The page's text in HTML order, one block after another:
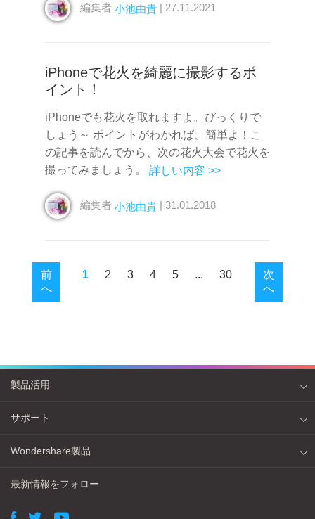
編集者 小池由貴 | 27.11.2021
iPhoneで花火を綺麗に撮影するポ
イント！
iPhoneでも花火を取れますよ。びっくりで
しょう～ ポイントがわかれば、簡単よ！こ
の記事を読んでから、次の花火大会で花火を
撮ってみましょう。 詳しい内容 >>
編集者 小池由貴 | 31.01.2018
前
へ
1 2 3 4 5 ... 30
次
へ
製品活用
サポート
Wondershare製品
最新情報をフォロー